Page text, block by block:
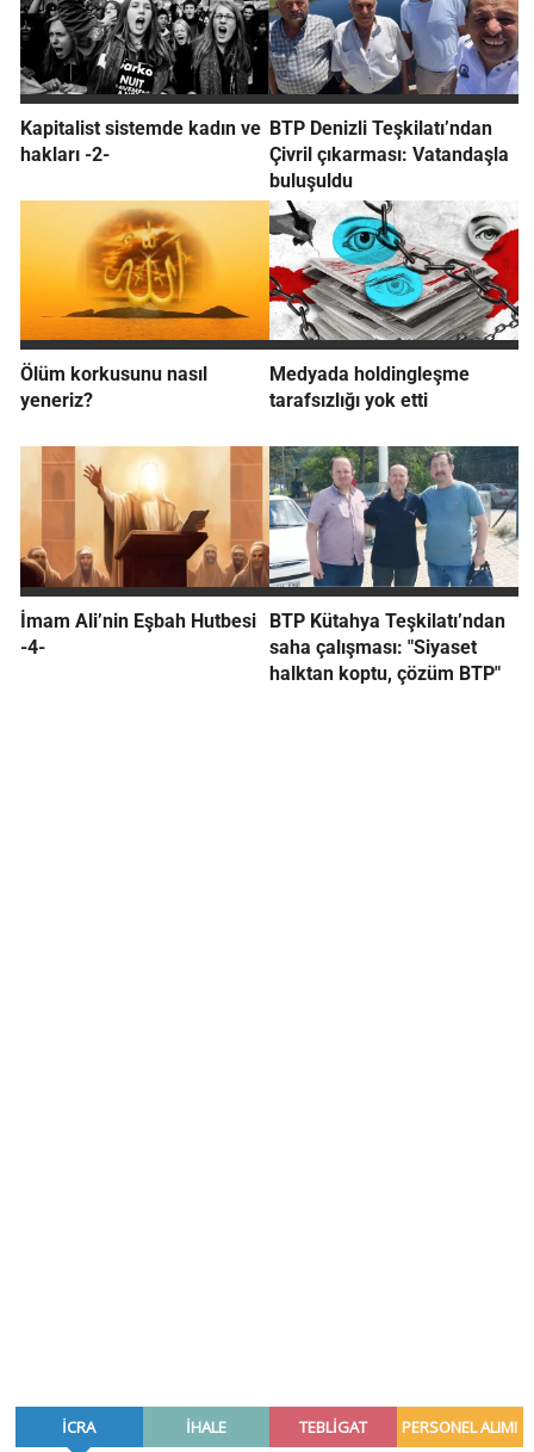
Kapitalist sistemde kadın ve
hakları -2-
BTP Denizli Teşkilatı’ndan
Çivril çıkarması: Vatandaşla
buluşuldu
Ölüm korkusunu nasıl
yeneriz?
Medyada holdingleşme
tarafsızlığı yok etti
İmam Ali’nin Eşbah Hutbesi
-4-
BTP Kütahya Teşkilatı’ndan
saha çalışması: "Siyaset
halktan koptu, çözüm BTP"